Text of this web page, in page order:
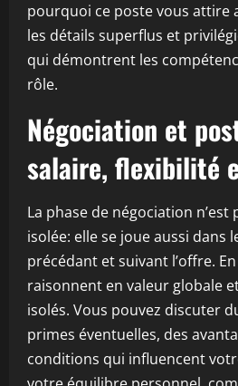
pourquoi ce poste vous attire
les détails superflus et
qui démontrent les
rôle.
Négociation et
salaire, flexibilité
La phase de négociation n’est
isolée: elle se joue aussi dans
précédant et suivant l’offre.
raisonnent en valeur globale
isolés. Vous pouvez discuter
primes éventuelles, des
conditions qui influencent